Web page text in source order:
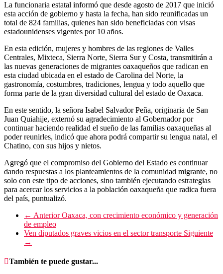
La funcionaria estatal informó que desde agosto de 2017 que inició
esta acción de gobierno y hasta la fecha, han sido reunificadas un
total de 824 familias, quienes han sido beneficiadas con visas
estadounidenses vigentes por 10 años.
En esta edición, mujeres y hombres de las regiones de Valles
Centrales, Mixteca, Sierra Norte, Sierra Sur y Costa, transmitirán a
las nuevas generaciones de migrantes oaxaqueños que radican en
esta ciudad ubicada en el estado de Carolina del Norte, la
gastronomía, costumbres, tradiciones, lengua y todo aquello que
forma parte de la gran diversidad cultural del estado de Oaxaca.
En este sentido, la señora Isabel Salvador Peña, originaria de San
Juan Quiahije, externó su agradecimiento al Gobernador por
continuar haciendo realidad el sueño de las familias oaxaqueñas al
poder reunirles, indicó que ahora podrá compartir su lengua natal, el
Chatino, con sus hijos y nietos.
Agregó que el compromiso del Gobierno del Estado es continuar
dando respuestas a los planteamientos de la comunidad migrante, no
solo con este tipo de acciones, sino también ejecutando estrategias
para acercar los servicios a la población oaxaqueña que radica fuera
del país, puntualizó.
← AnteriorOaxaca, con crecimiento económico y generación
de empleo
Ven diputados graves vicios en el sector transporte Siguiente
→
También te puede gustar...